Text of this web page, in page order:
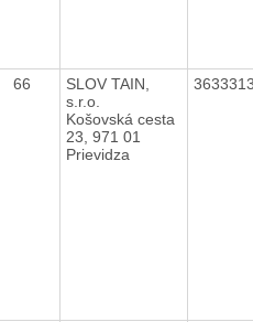
66
SLOV TAIN,
s.r.o.
Košovská cesta
23, 971 01
Prievidza